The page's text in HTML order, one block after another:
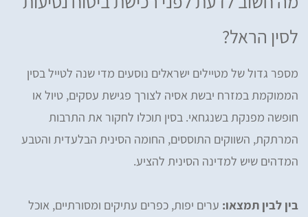
לסין הראל?
מספר גדול של מטיילים ישראלים נוסעים מדי שנה לטייל בסין
הממוקמת במזרח יבשת אסיה לצורך פגישת עסקים, טיול או
חופשה מפנקת בשנגחאי. בסין תוכלו לחקור את התרבות
המרתקת, השווקים התוססים, החומה הסינית הבלעדית והטבע
המדהים שיש למדינה הסינית להציע.
בין לבין תמצאו: ערים יפות, כפרים עתיקים ומסורתיים, אוכל